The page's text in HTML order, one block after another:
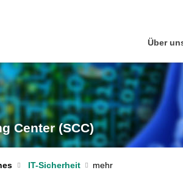
Über
Center (SCC)
IT-Sicherheit